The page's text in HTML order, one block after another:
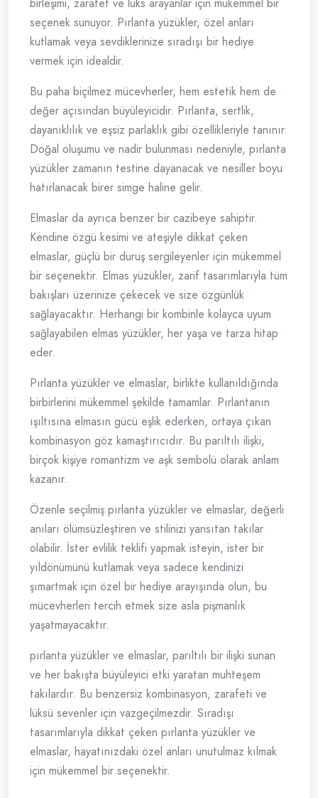
birleşimi, zarafet ve lüks arayanlar için mükemmel bir
seçenek sunuyor. Pırlanta yüzükler, özel anları
kutlamak veya sevdiklerinize sıradışı bir hediye
vermek için idealdir.
Bu paha biçilmez mücevherler, hem estetik hem de
değer açısından büyüleyicidir. Pırlanta, sertlik,
dayanıklılık ve eşsiz parlaklık gibi özellikleriyle tanınır.
Doğal oluşumu ve nadir bulunması nedeniyle, pırlanta
yüzükler zamanın testine dayanacak ve nesiller boyu
hatırlanacak birer simge haline gelir.
Elmaslar da ayrıca benzer bir cazibeye sahiptir.
Kendine özgü kesimi ve ateşiyle dikkat çeken
elmaslar, güçlü bir duruş sergileyenler için mükemmel
bir seçenektir. Elmas yüzükler, zarif tasarımlarıyla tüm
bakışları üzerinize çekecek ve size özgünlük
sağlayacaktır. Herhangi bir kombinle kolayca uyum
sağlayabilen elmas yüzükler, her yaşa ve tarza hitap
eder.
Pırlanta yüzükler ve elmaslar, birlikte kullanıldığında
birbirlerini mükemmel şekilde tamamlar. Pırlantanın
ışıltısına elmasın gücü eşlik ederken, ortaya çıkan
kombinasyon göz kamaştırıcıdır. Bu parıltılı ilişki,
birçok kişiye romantizm ve aşk sembolü olarak anlam
kazanır.
Özenle seçilmiş pırlanta yüzükler ve elmaslar, değerli
anıları ölümsüzleştiren ve stilinizi yansıtan takılar
olabilir. İster evlilik teklifi yapmak isteyin, ister bir
yıldönümünü kutlamak veya sadece kendinizi
şımartmak için özel bir hediye arayışında olun, bu
mücevherleri tercih etmek size asla pişmanlık
yaşatmayacaktır.
pırlanta yüzükler ve elmaslar, parıltılı bir ilişki sunan
ve her bakışta büyüleyici etki yaratan muhteşem
takılardır. Bu benzersiz kombinasyon, zarafeti ve
lüksü sevenler için vazgeçilmezdir. Sıradışı
tasarımlarıyla dikkat çeken pırlanta yüzükler ve
elmaslar, hayatınızdaki özel anları unutulmaz kılmak
için mükemmel bir seçenektir.